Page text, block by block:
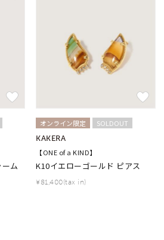
馬蹄 ムーン
ォーマル モード シンプル
絞り込んで検索する
ム
オンライン限定 SOLDOUT
KAKERA
【ONE of a KIND】
K10イエローゴールド ピアス
¥81,400(tax in)